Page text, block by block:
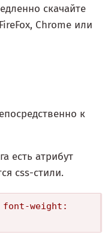
скачайте
Chrome или
к
есть атрибут
css-стили.
weight: